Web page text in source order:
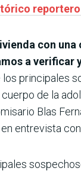
con una
a verificar
los principales
de la
Blas
entrevista con